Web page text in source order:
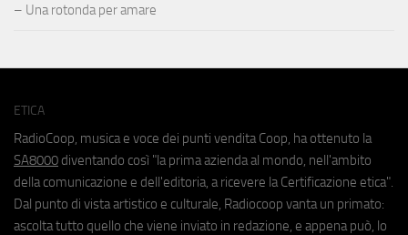
– Una rotonda per amare
ETICA
RadioCoop, musica e voce dei punti vendita Coop, ha ottenuto la
SA8000 diventando così "la prima azienda al mondo, nell'ambito
della comunicazione e dell'editoria, a ricevere la Certificazione etica".
Dal punto di vista artistico e culturale, Radiocoop vanta un primato:
ascolta tutto quello che viene inviato in redazione, e appena può, lo